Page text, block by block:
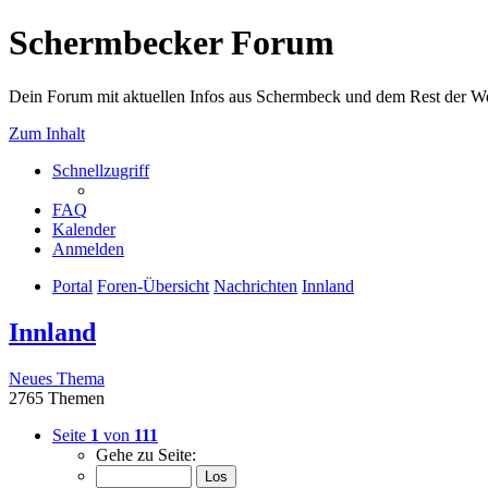
Schermbecker Forum
Dein Forum mit aktuellen Infos aus Schermbeck und dem Rest der
Zum Inhalt
Schnellzugriff
FAQ
Kalender
Anmelden
Portal Foren-Übersicht Nachrichten Innland
Innland
Neues Thema
2765 Themen
Seite 1 von 111
Gehe zu Seite: